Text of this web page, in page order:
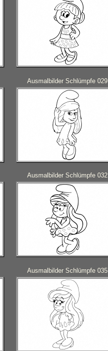
Ausmalbilder Schlümpfe 029
Ausmalbilder Schlümpfe 032
Ausmalbilder Schlümpfe 035